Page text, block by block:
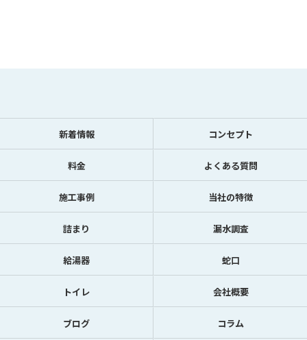
新着情報 コンセプト
料金 よくある質問
施工事例 当社の特徴
詰まり 漏水調査
給湯器 蛇口
トイレ 会社概要
ブログ コラム